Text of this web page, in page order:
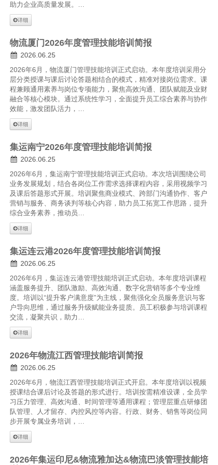
助力企业高质量发展。…
详细
物流厦门2026年度管理技能培训简报
2026.06.25
2026年6月，物流厦门管理技能培训正式启动。本年度培训采用分
层分类授课与课后讨论答题相结合的模式，精准对接岗位需求。课
程兼顾通用素养与岗位专项能力，聚焦高效沟通、团队赋能及业财
融合等核心模块。通过系统性学习，全面提升员工综合素养与协作
效能，激发团队活力，…
详细
集运南宁2026年度管理技能培训简报
2026.06.25
2026年6月，集运南宁管理技能培训正式启动。本次培训围绕公司
业务发展规划，结合各岗位工作需求选择课程内容，采用视频学习
及课后答题形式开展。培训聚焦商业模式、跨部门沟通协作、客户
营销与服务、商务谈判等核心内容，助力员工拓宽工作思路，提升
综合业务素养，推动员…
详细
集运连云港2026年度管理技能培训简报
2026.06.25
2026年6月，集运连云港管理技能培训正式启动。本年度培训课程
涵盖服务提升、团队激励、高效沟通、数字化营销等多个专业维
度。培训以“提升客户满意度”为主线，聚焦强化全员服务意识与客
户导向思维，通过服务升级赋能业务提质。员工积极参与培训课程
交流，凝聚共识，助力…
详细
2026年物流江西管理技能培训简报
2026.06.25
2026年6月，物流江西管理技能培训正式开启。本年度培训以视频
授课结合课后讨论及答题的形式进行。培训按需精准设课，全员学
习压力管理、高效沟通、时间管理等通用课程；管理层重点研修团
队管理、人才留存、内控风控等内容。行政、财务、销售等岗位同
步开展专属业务培训，…
详细
2026年集运印尼&物流雅加达&物流巴淡管理技能培